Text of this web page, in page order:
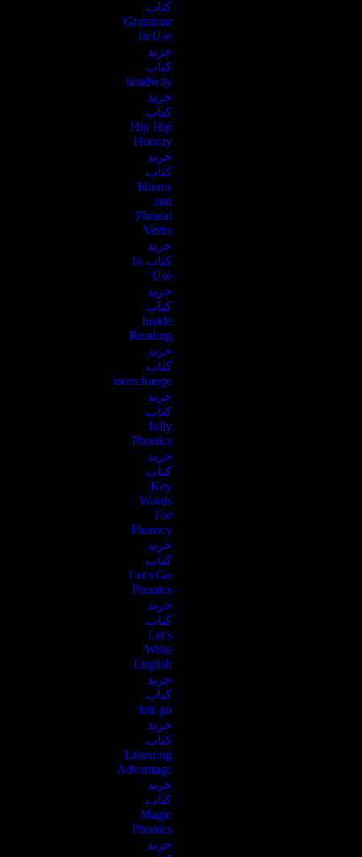
کتاب
Grammar
In Use
خرید
کتاب
headway
خرید
کتاب
Hip Hip
Hooray
خرید
کتاب
Idioms
and
Phrasal
Verbs
خرید
کتاب In
Use
خرید
کتاب
Inside
Reading
خرید
کتاب‌
interchange
خرید
کتاب
Jolly
Phonics
خرید
کتاب
Key
Words
For
Fluency
خرید
کتاب
Let's Go
Phonics
خرید
کتاب
Let's
Write
English
خرید
کتاب
lets go
خرید
کتاب
Listening
Advantage
خرید
کتاب
Magic
Phonics
خرید